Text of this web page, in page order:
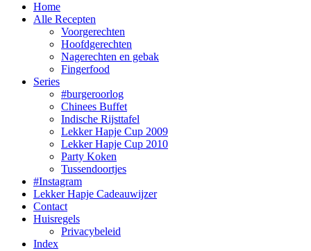
Home
Alle Recepten
Voorgerechten
Hoofdgerechten
Nagerechten en gebak
Fingerfood
Series
#burgeroorlog
Chinees Buffet
Indische Rijsttafel
Lekker Hapje Cup 2009
Lekker Hapje Cup 2010
Party Koken
Tussendoortjes
#Instagram
Lekker Hapje Cadeauwijzer
Contact
Huisregels
Privacybeleid
Index